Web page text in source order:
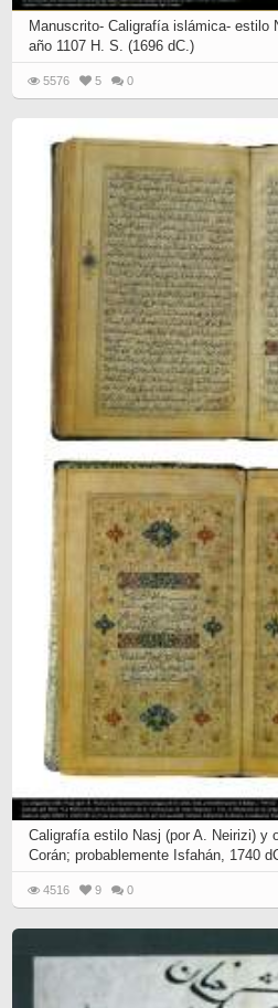
Manuscrito- Caligrafía islámica- estilo
año 1107 H. S. (1696 dC.)
5576 5 0
Caligrafía estilo Nasj (por A. Neirizi) y
Corán; probablemente Isfahán, 1740
4516 9 0